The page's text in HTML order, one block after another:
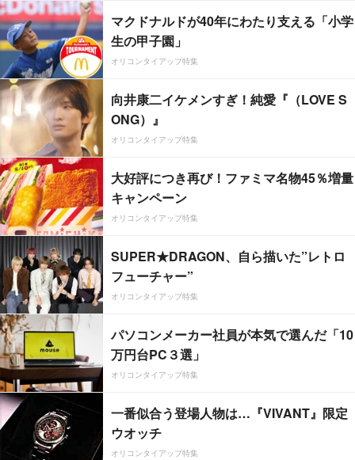
マクドナルドが40年にわたり支える「小学
生の甲子園」
オリコンタイアップ特集
向井康二イケメンすぎ！純愛『（LOVE S
ONG）』
オリコンタイアップ特集
大好評につき再び！ファミマ名物45％増量
キャンペーン
オリコンタイアップ特集
SUPER★DRAGON、自ら描いた”レトロ
フューチャー”
オリコンタイアップ特集
パソコンメーカー社員が本気で選んだ「10
万円台PC３選」
オリコンタイアップ特集
一番似合う登場人物は…『VIVANT』限定
ウオッチ
オリコンタイアップ特集